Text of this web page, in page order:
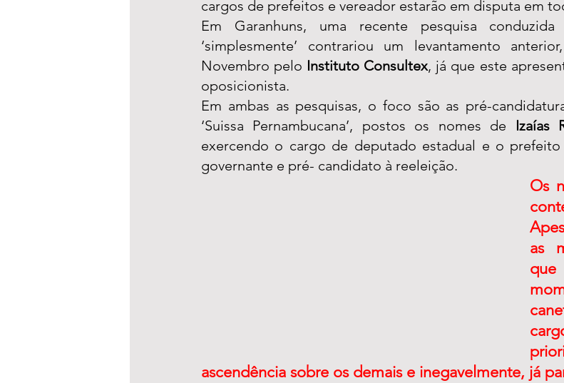
cargos de prefeitos e vereador estarão em disputa em
Em Garanhuns, uma recente pesquisa
‘simplesmente’ contrariou um levantamento
Novembro pelo Instituto Consultex, já que este
oposicionista.
Em ambas as pesquisas, o foco são as pré-
‘Suissa Pernambucana’, postos os nomes de Izaías
exercendo o cargo de deputado estadual e o prefeito
governante e pré- candidato à reeleição.
Os
as
que
ascendência sobre os demais e inegavelmente, já